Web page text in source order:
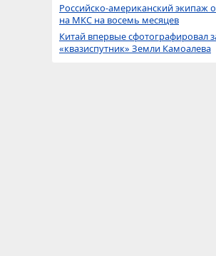
Российско-американский экипаж
на МКС на восемь месяцев
Китай впервые сфотографировал
«квазиспутник» Земли Камоалева